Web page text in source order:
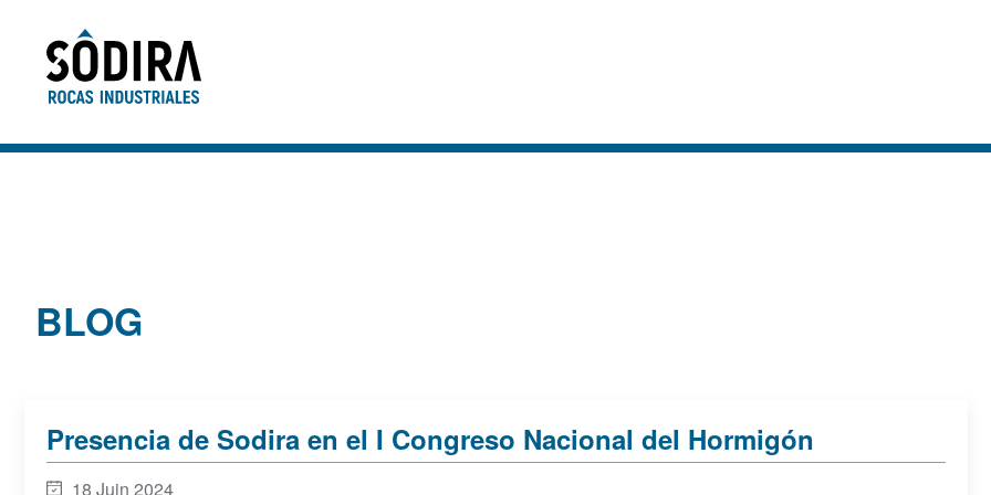
Accéder au contenu principal
BLOG
Presencia de Sodira en el I Congreso Nacional del Hormigón
18 Juin 2024